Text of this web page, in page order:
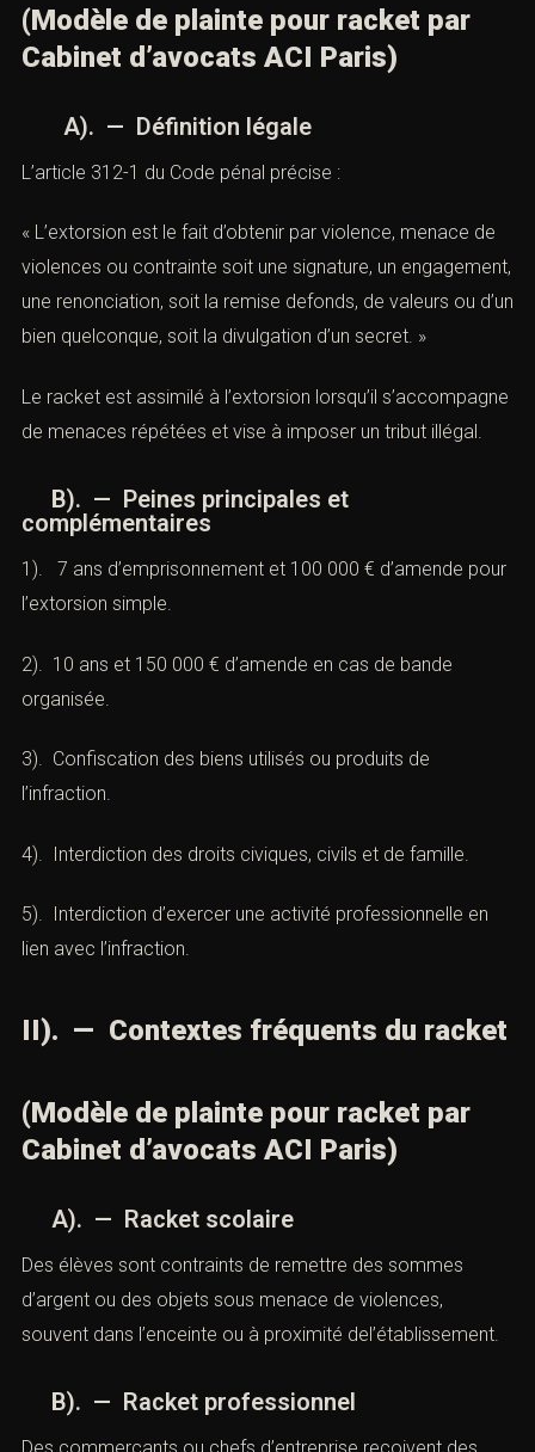
(Modèle de plainte pour racket par
Cabinet d’avocats ACI Paris)
A). — Définition légale
L ’article 312-1 du Code pénal précise :
« L’extorsion est le fait d’obtenir par violence, menace de
violences ou contrainte soit une signature, un
engagement, une renonciation, soit la remise defonds,
de valeurs ou d’un bien quelconque, soit la divulgation
Le racket est assimilé à l’extorsion lorsqu’il
un tribut illégal.
B). — Peines principales et
complémentaires
pour l’extorsion simple.
organisée.
l’infraction.
4). Interdiction des droits civiques, civils et de famille.
lien avec l’infraction.
II). — Contextes fréquents du
racket
(Modèle de plainte pour racket par
Cabinet d’avocats ACI Paris)
A). — Racket scolaire
d’argent ou des objets sous menace de violences,
souvent dans l’enceinte ou à proximité